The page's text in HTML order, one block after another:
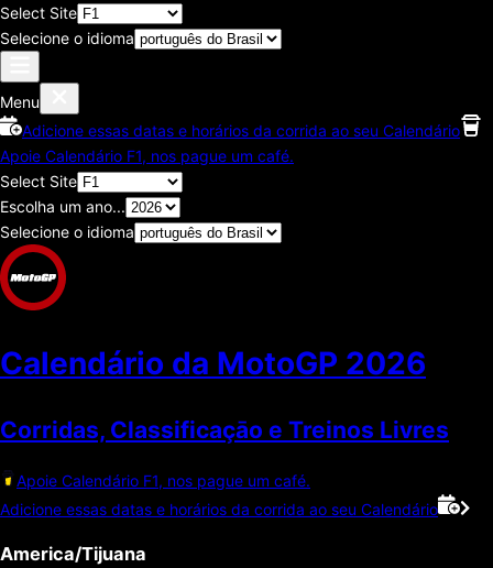
Select Site
Selecione o idioma
Menu
Adicione essas datas e horários da corrida ao seu Calendário
Apoie Calendário F1, nos pague um café.
Select Site
Escolha um ano...
Selecione o idioma
Calendário da MotoGP 2026
Corridas, Classificaçāo e Treinos Livres
Apoie Calendário F1, nos pague um café.
Adicione essas datas e horários da corrida ao seu Calendário
America/Tijuana